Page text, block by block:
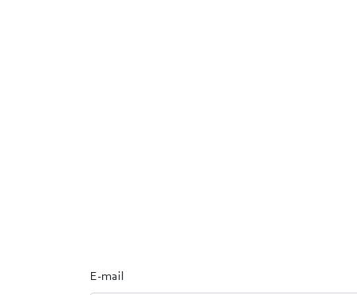
E-mail